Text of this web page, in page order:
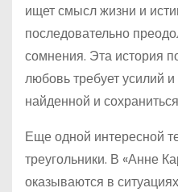
ищет смысл жизни и
последовательно
сомнения. Эта история
любовь требует усилий
найденной и
Еще одной интересной
треугольники. В «Анне
оказываются в